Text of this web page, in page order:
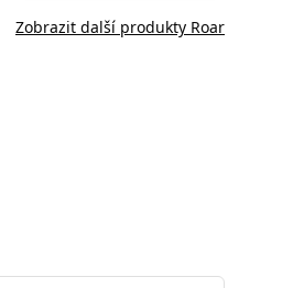
Zobrazit další produkty Roar